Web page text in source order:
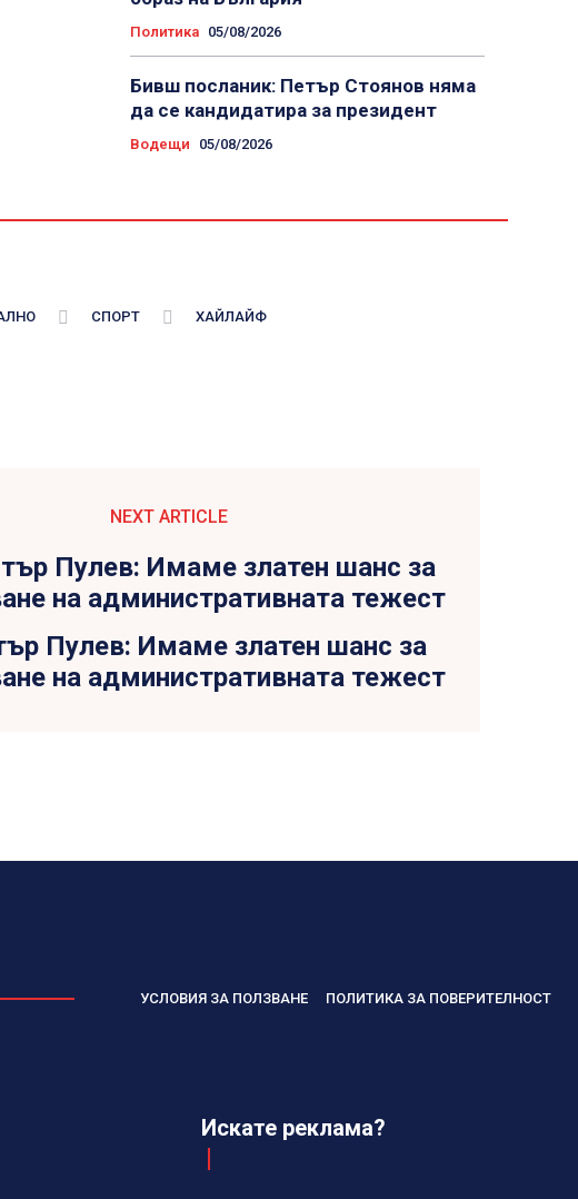
Политика 05/08/2026
Бивш посланик: Петър Стоянов няма
да се кандидатира за президент
Водещи 05/08/2026
СПОРТ ХАЙЛАЙФ
NEXT ARTICLE
Пулев: Имаме златен шанс за
на административната тежест
УСЛОВИЯ ЗА ПОЛЗВАНЕ ПОЛИТИКА ЗА ПОВЕРИТЕЛНОСТ
Искате реклама?